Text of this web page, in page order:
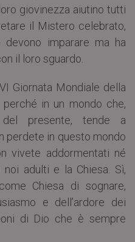
giovinezza aiutino tutti
il Mistero celebrato,
imparare ma ha
il loro sguardo.
Giornata Mondiale della
perché in un mondo che,
presente, tende a
perdete in questo mondo
vivete addormentati né
adulti e la Chiesa. Sì,
Chiesa di sognare,
e dell’ardore dei
di Dio che è sempre